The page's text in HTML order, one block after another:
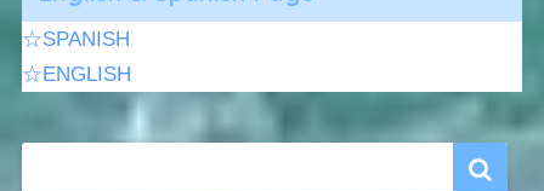
☆SPANISH
☆ENGLISH